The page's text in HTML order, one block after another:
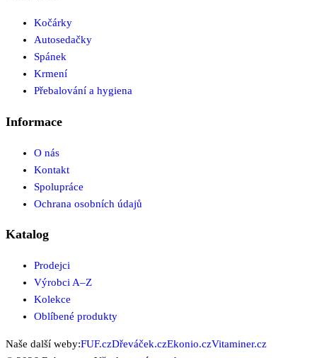
Kočárky
Autosedačky
Spánek
Krmení
Přebalování a hygiena
Informace
O nás
Kontakt
Spolupráce
Ochrana osobních údajů
Katalog
Prodejci
Výrobci A–Z
Kolekce
Oblíbené produkty
Naše další weby:FUF.czDřeváček.czEkonio.czVitaminer.cz